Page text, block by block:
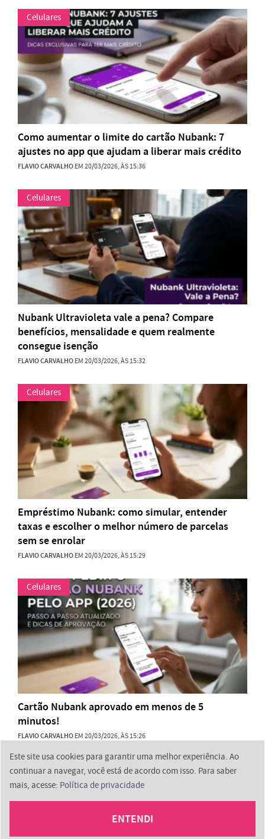
Celulares
Como aumentar o limite do cartão Nubank: 7
ajustes no app que ajudam a liberar mais crédito
FLAVIO CARVALHOEM 20/03/2026, ÀS 15:36
Celulares
Nubank Ultravioleta vale a pena? Compare
benefícios, mensalidade e quem realmente
consegue isenção
FLAVIO CARVALHOEM 20/03/2026, ÀS 15:32
Celulares
Empréstimo Nubank: como simular, entender
taxas e escolher o melhor número de parcelas
sem se enrolar
FLAVIO CARVALHOEM 20/03/2026, ÀS 15:29
Celulares
Cartão Nubank aprovado em menos de 5
minutos!
FLAVIO CARVALHOEM 20/03/2026, ÀS 15:26
2026 © ProminpTech
Este site usa cookies para garantir uma melhor experiência. Ao
continuar a navegar, você está de acordo com isso. Para saber
mais, acesse: Política de privacidade
ENTENDI